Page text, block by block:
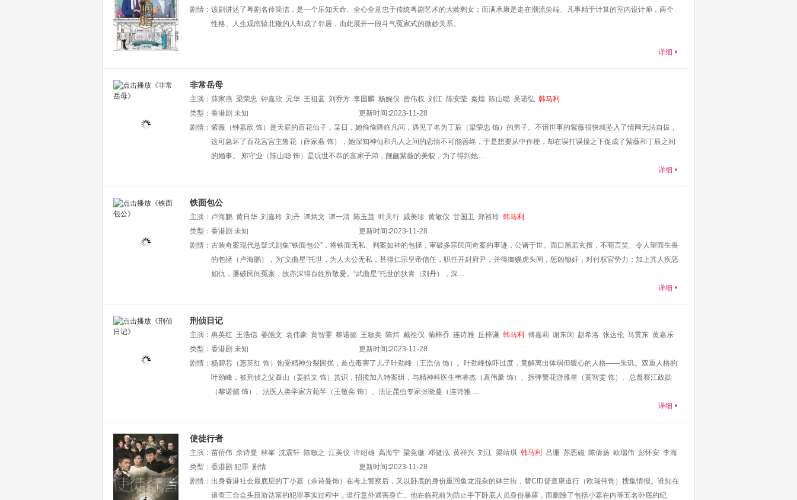
溏 梁丽翘
剧情： 该剧讲述了粤剧名伶简洁，是一个乐知天命、全心全意忠于传统粤剧艺术的大龄剩女；而满承康是走在潮流尖端、凡事精于计算的室内设计师，两个
性格、人生观南辕北辙的人却成了邻居，由此展开一段斗气冤家式的微妙关系。
详细
非常岳母
主演： 薛家燕 梁荣忠 钟嘉欣 元华 王祖蓝 刘乔方 李国麟 杨婉仪 曾伟权 刘江 陈安莹 秦煌 陈山聪 吴诺弘 韩马利
类型： 香港剧 未知 更新时间∶2023-11-28
剧情： 紫薇（钟嘉欣 饰）是天庭的百花仙子，某日，她偷偷降临凡间，遇见了名为丁辰（梁荣忠 饰）的男子。不谙世事的紫薇很快就坠入了情网无法自拔，
这可急坏了百花宫宫主鲁花（薛家燕 饰），她深知神仙和凡人之间的恋情不可能善终，于是想要从中作梗，却在误打误撞之下促成了紫薇和丁辰之间
的婚事。 郑守业（陈山聪 饰）是玩世不恭的富家子弟，觊觎紫薇的美貌，为了得到她…
详细
铁面包公
主演： 卢海鹏 黄日华 刘嘉玲 刘丹 谭炳文 谭一清 陈玉莲 叶天行 戚美珍 黄敏仪 甘国卫 郑裕玲 韩马利
类型： 香港剧 未知 更新时间∶2023-11-28
剧情： 古装奇案现代悬疑式剧集“铁面包公”，将铁面无私、判案如神的包拯，审破多宗民间奇案的事迹，公诸于世。面口黑若玄擅，不苟言笑、令人望而生畏
的包拯（卢海鹏），为“文曲星”托世，为人大公无私，甚得仁宗皇帝信任，职任开封府尹，并得御赐虎头闸，惩凶锄奸，对付权官势力；加上其人疾恶
如仇，屡破民间冤案，故亦深得百姓所敬爱。“武曲星”托世的狄青（刘丹），深…
详细
刑侦日记
主演： 惠英红 王浩信 姜皓文 袁伟豪 黄智雯 黎诺懿 王敏奕 陈炜 戴祖仪 菊梓乔 连诗雅 丘梓谦 韩马利 傅嘉莉 谢东闵 赵希洛 张达伦 马贯东 黄嘉乐
陈志健
于淼 吴沚默 黃欣 李思雅
类型： 香港剧 未知 更新时间∶2023-11-28
剧情： 杨碧芯（惠英红 饰）饱受精神分裂困扰，差点毒害了儿子叶劲峰（王浩信 饰）。叶劲峰惊吓过度，竟解离出体弱但暖心的人格——朱玑。双重人格的
叶劲峰，被刑侦之父聂山（姜皓文 饰）赏识，招揽加入特案组，与精神科医生韦睿杰（袁伟豪 饰）、拆弹警花游雁星（黄智雯 饰）、总督察江政勋
（黎诺懿 饰）、法医人类学家方菀芊（王敏奕 饰）、法证昆虫专家张晓蔓（连诗雅 …
详细
使徒行者
主演： 苗侨伟 佘诗曼 林峯 沈震轩 陈敏之 江美仪 许绍雄 高海宁 梁竞徽 邓健泓 黄祥兴 刘江 梁靖琪 韩马利 吕珊 苏恩磁 陈倩扬 欧瑞伟 彭怀安 李海
生 李冈龙 林伟 何启南 罗乐林 蔡康年
类型： 香港剧 犯罪 剧情 更新时间∶2023-11-28
剧情： 出身香港社会最底层的丁小嘉（佘诗曼饰）在考上警察后，又以卧底的身份重回鱼龙混杂的砵兰街，替CID督查康道行（欧瑞伟饰）搜集情报。谁知在
追查三合会头目游达富的犯罪事实过程中，道行意外遇害身亡。他在临死前为防止手下卧底人员身份暴露，而删除了包括小嘉在内等五名卧底的纪